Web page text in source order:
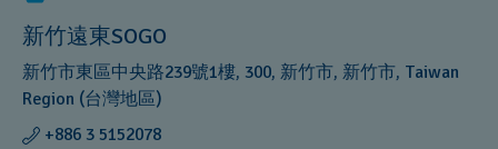
免費電池更換
聯絡我們
now
on,
Swatch
will
replace
新竹遠東SOGO
新竹市東區中央路239號1樓, 300, 新竹市, 新竹市, Taiwan
Region (台灣地區)
+886 3 5152078